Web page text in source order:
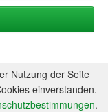
Nutzung der Seite
einverstanden.
.